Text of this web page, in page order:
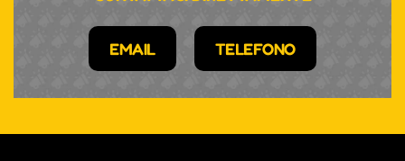
EMAIL TELEFONO